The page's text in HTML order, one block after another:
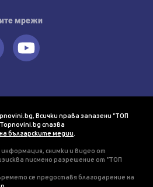
мрежи
Всички права запазени "ТОП
спазва
българските медии.
информация, снимки и видео от
писмено разрешение от "ТОП
се предоставя благодарение на